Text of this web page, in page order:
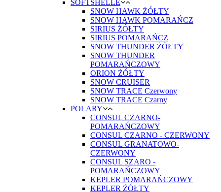
SOFTSHELLE
SNOW HAWK ŻÓŁTY
SNOW HAWK POMARAŃCZ
SIRIUS ŻÓŁTY
SIRIUS POMARAŃCZ
SNOW THUNDER ŻÓŁTY
SNOW THUNDER
POMARAŃCZOWY
ORION ŻÓŁTY
SNOW CRUISER
SNOW TRACE Czerwony
SNOW TRACE Czarny
POLARY
CONSUL CZARNO-
POMARAŃCZOWY
CONSUL CZARNO - CZERWONY
CONSUL GRANATOWO-
CZERWONY
CONSUL SZARO -
POMARAŃCZOWY
KEPLER POMARAŃCZOWY
KEPLER ŻÓŁTY